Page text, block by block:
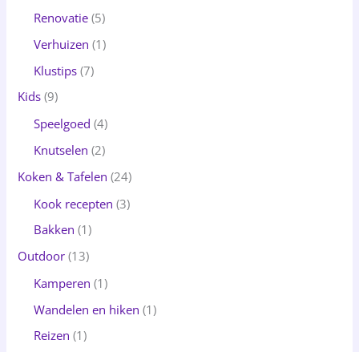
Renovatie (5)
Verhuizen (1)
Klustips (7)
Kids (9)
Speelgoed (4)
Knutselen (2)
Koken & Tafelen (24)
Kook recepten (3)
Bakken (1)
Outdoor (13)
Kamperen (1)
Wandelen en hiken (1)
Reizen (1)